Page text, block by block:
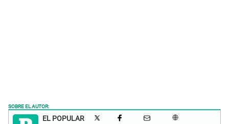
SOBRE EL AUTOR:
EL POPULAR